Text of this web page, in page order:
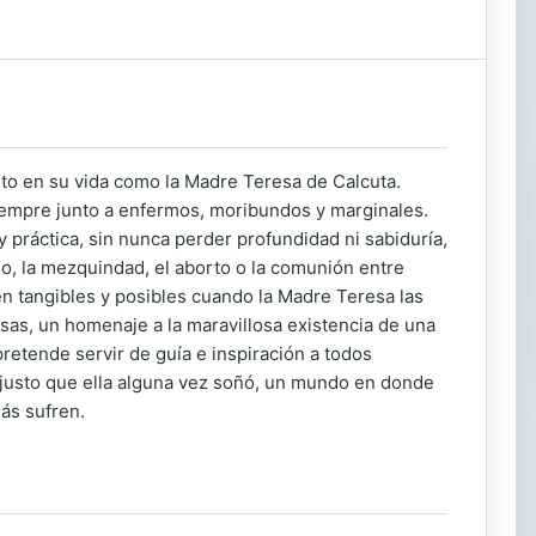
en su vida como la Madre Teresa de Calcuta.
junto a enfermos, moribundos y marginales.
práctica, sin nunca perder profundidad ni sabiduría,
la mezquindad, el aborto o la comunión entre
tangibles y posibles cuando la Madre Teresa las
un homenaje a la maravillosa existencia de una
servir de guía e inspiración a todos
que ella alguna vez soñó, un mundo en donde
sufren.